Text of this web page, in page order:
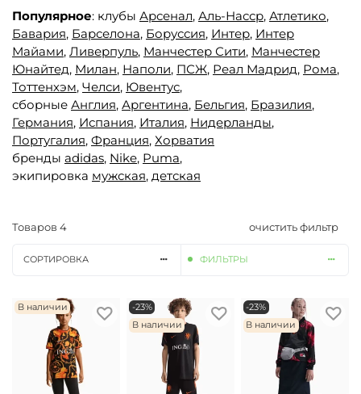
Популярное: клубы Арсенал, Аль-Насср, Атлетико,
Бавария, Барселона, Боруссия, Интер, Интер
Майами, Ливерпуль, Манчестер Сити, Манчестер
Юнайтед, Милан, Наполи, ПСЖ, Реал Мадрид, Рома,
Тоттенхэм, Челси, Ювентус,
сборные Англия, Аргентина, Бельгия, Бразилия,
Германия, Испания, Италия, Нидерланды,
Португалия, Франция, Хорватия
бренды adidas, Nike, Puma,
экипировка мужская, детская
Товаров 4 очистить фильтр
СОРТИРОВКА ФИЛЬТРЫ
В наличии
-23%
В наличии
-23%
В наличии